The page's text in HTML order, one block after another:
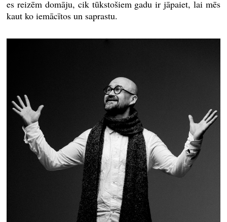
es reizēm domāju, cik tūkstošiem gadu ir jāpaiet, lai mēs
kaut ko iemācītos un saprastu.